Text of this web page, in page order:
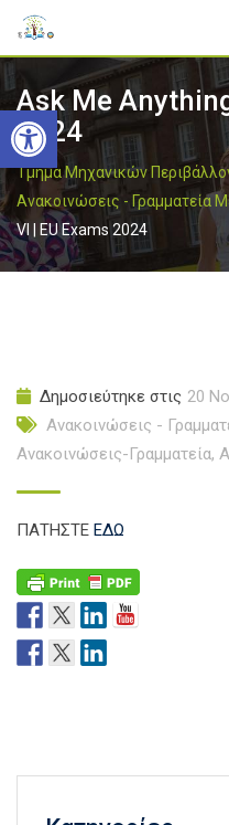
Ανοίξτε τη
Skip
Ask Me
2024
Τμήμα Μηχανικών
Ανακοινώσεις - Γραμματεία
VI | EU Exams 2024
Δημοσιεύτηκε στις 20
Ανακοινώσεις -
Ανακοινώσεις-Γραμματεία,
ΠΑΤΗΣΤΕ ΕΔΩ